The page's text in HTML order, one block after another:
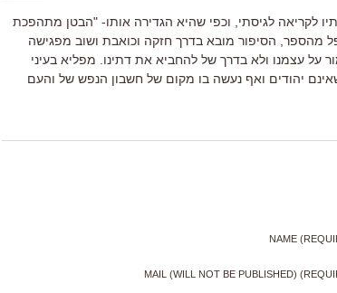
לקריאה לגיסתי, וכפי שהיא הגדירה אותו- "הבטן מתהפכת
מהספר, הסיפור מובא בדרך חזקה וכואבת ושוב מפגישה
על עצמנו ולא בדרך של להחביא את דתינו. מפליא בעיני
יהודים ואף נעשה בו מקום של חשבון הנפש של והעם
NAME
MAIL (WILL NOT BE PUBLISHED)